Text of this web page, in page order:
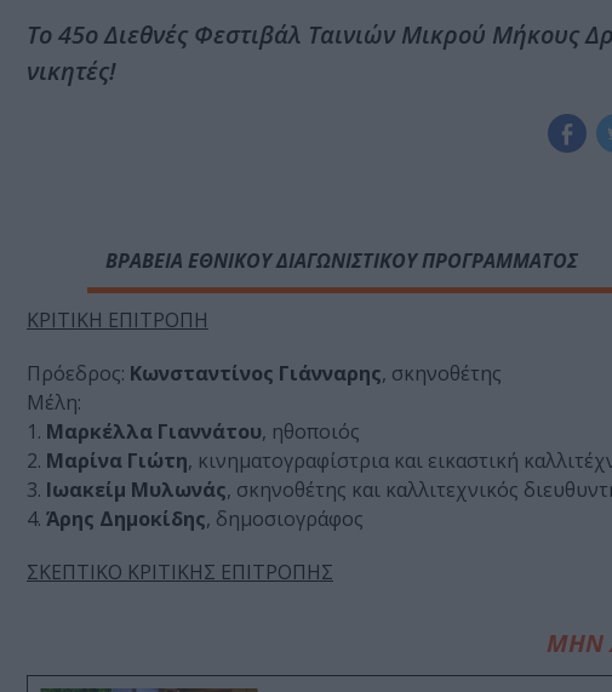
Το 45o Διεθνές Φεστιβάλ Ταινιών Μικρού Μήκους
νικητές!
ΒΡΑΒΕΙΑ ΕΘΝΙΚΟΥ ΔΙΑΓΩΝΙΣΤΙΚΟΥ ΠΡΟΓΡΑΜΜΑΤΟΣ
ΚΡΙΤΙΚΗ ΕΠΙΤΡΟΠΗ
Πρόεδρος: Κωνσταντίνος Γιάνναρης, σκηνοθέτης
Μέλη:
1. Μαρκέλλα Γιαννάτου, ηθοποιός
2. Μαρίνα Γιώτη, κινηματογραφίστρια και εικαστική
3. Ιωακείμ Μυλωνάς, σκηνοθέτης και καλλιτεχνικός
4. Άρης Δημοκίδης, δημοσιογράφος
ΣΚΕΠΤΙΚΟ ΚΡΙΤΙΚΗΣ ΕΠΙΤΡΟΠΗΣ
ΜΗΝ